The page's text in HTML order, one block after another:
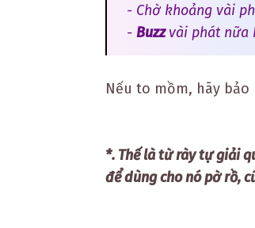
- Chờ khoảng vài
- Buzzvài phát nữa
Nếu to mồm, hãy
*. Thế là từ rày tự giải
để dùng cho nó pờ rồ,